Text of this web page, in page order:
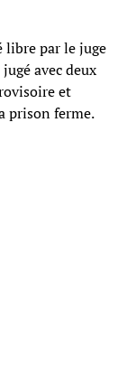
libre par le juge
avec deux
et
prison ferme.